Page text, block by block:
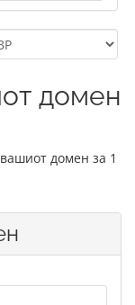
домен
домен за 1